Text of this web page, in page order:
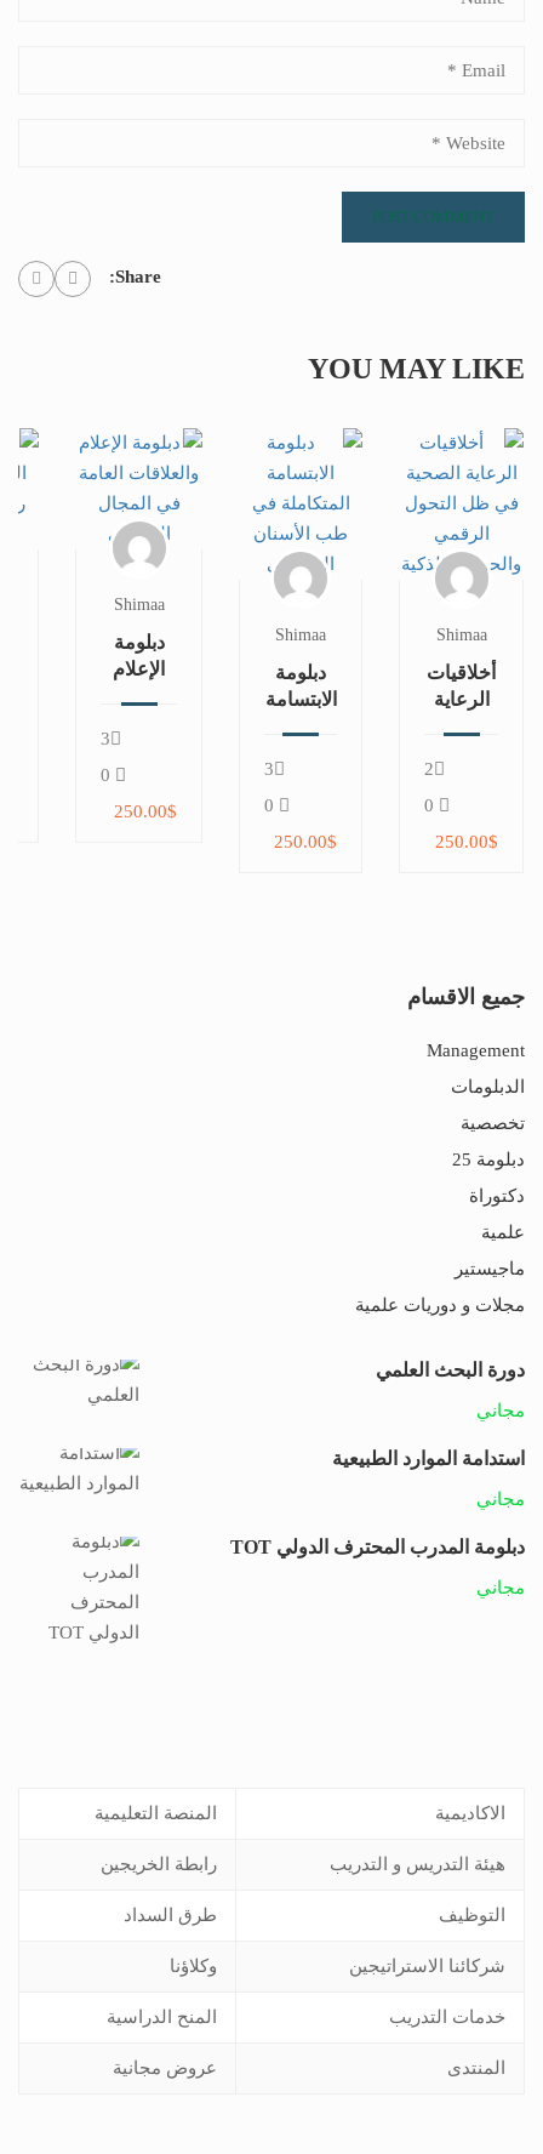
Share:
YOU MAY LIKE
Shimaa
أخلاقيات
الرعاية
التحول
الرقمي
والحوكمة
2
250.00$
Shimaa
دبلومة
الابتسامة
الأسنان
التجميلي
3
250.00$
Shimaa
دبلومة
الإعلام
المجال
الرياضي
3
250.00$
جميع الاقسام
Management
الدبلومات
تخصصية
دبلومة 25
دكتوراة
علمية
ماجيستير
مجلات و دوريات علمية
دورة البحث العلمي
مجاني
استدامة الموارد الطبيعية
مجاني
دبلومة المدرب المحترف الدولي TOT
مجاني
الاكاديمية المنصة التعليمية
هيئة التدريس و التدريب رابطة الخريجين
التوظيف طرق السداد
شركائنا الاستراتيجين وكلاؤنا
خدمات التدريب المنح الدراسية
المنتدى عروض مجانية